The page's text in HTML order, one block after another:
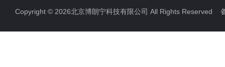
Copyright © 2026北京博朗宁科技有限公司 All Rights Reserved